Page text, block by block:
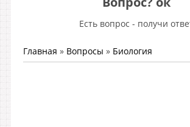
Есть вопрос - получи
Главная » Вопросы » Биология